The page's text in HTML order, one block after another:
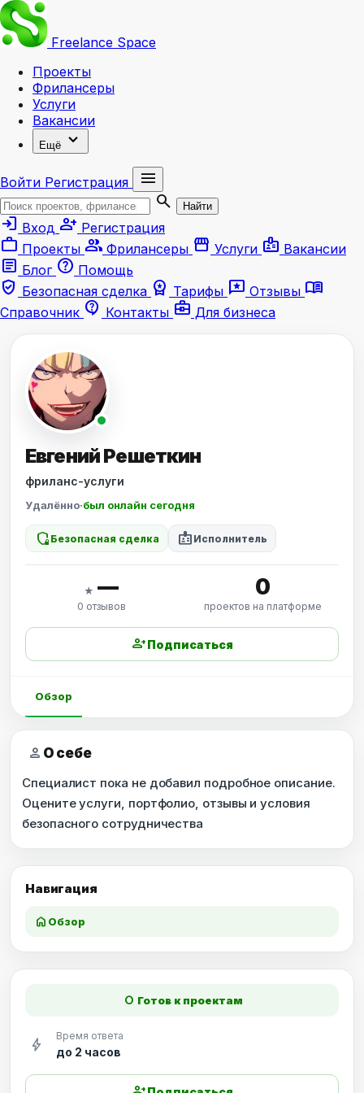
Freelance Space
Проекты
Фрилансеры
Услуги
Вакансии
Ещё expand_more
Войти Регистрация
menu
search
Найти
login Вход person_add Регистрация
work Проекты group Фрилансеры storefront Услуги badge Вакансии
article Блог help Помощь
verified_user Безопасная сделка workspace_premium Тарифы reviews Отзывы menu_book
Справочник contact_support Контакты business_center Для бизнеса
Навигация
home Обзор
Евгений Решеткин
фриланс-услуги
Удалённо·был онлайн сегодня
shield_locked Безопасная сделка badge Исполнитель
★ —
0 отзывов
0
проектов на платформе
person_addПодписаться
Обзор
person О себе
Специалист пока не добавил подробное описание.
Оцените услуги, портфолио, отзывы и условия
безопасного сотрудничества
fiber_manual_record Готов к проектам
bolt Время ответа
до 2 часов